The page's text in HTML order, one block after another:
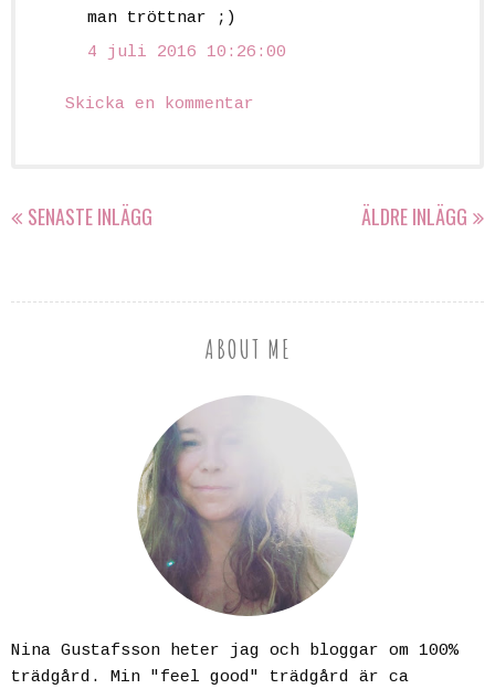
man tröttnar ;)
4 juli 2016 10:26:00
Skicka en kommentar
SENASTE INLÄGG ÄLDRE INLÄGG
ABOUT ME
Nina Gustafsson heter jag och bloggar om 100%
trädgård. Min "feel good" trädgård är ca